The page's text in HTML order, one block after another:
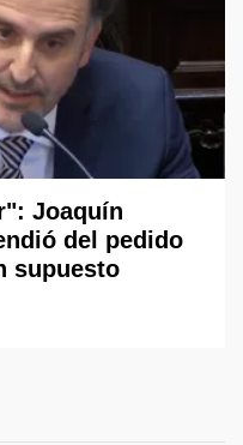
Joaquín
del pedido
supuesto